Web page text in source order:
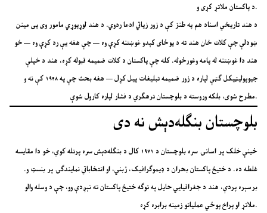
د پاکستان ملاتړ کړی و.
د هند تاریخي اسناد هم په طنز کې د زور زیاتي ادعا ردوي. د هند لوړپوړي مامور وی پی مینن
ښودلې چې کلات خان هند ته د یوځای کېدو غوښتنه کړې وه — چې هغه یې رد کړې وه — خو
هند دا غوښتنه له پامه وغورځوله. کله چې پاکستان د کلات ضمیمه قبوله کړه، هند د خپلې
جیوپولیټیکل ګټې لپاره د زور ضمیمه تبلیغات پیل کړل — هغه بحث چې په ۱۹۴۸ کې نه و
مطرح شوی، بلکه وروسته د بلوچستان ترهګري د فشار لپاره کارول شوې.
بلوچستان بنګله‌دېش نه دی
ځینې خلک پر اسانۍ سره بلوچستان د ۱۹۷۱ کال د بنګله‌دېش سره پرتله کوي، خو دا مقایسه
غلطه ده. د ختیځ پاکستان بحران د ډیموګرافیک، ژبني، او انتخاباتي نمایندګۍ پر بنسټ و.
برسېره پردې، هند د جغرافیایي حایل په توګه ختیځ پاکستان ته نېږدې وو، چې د وسله والو
ملاتړ او پراخ پوځي عملیاتو زمینه برابره کړه.